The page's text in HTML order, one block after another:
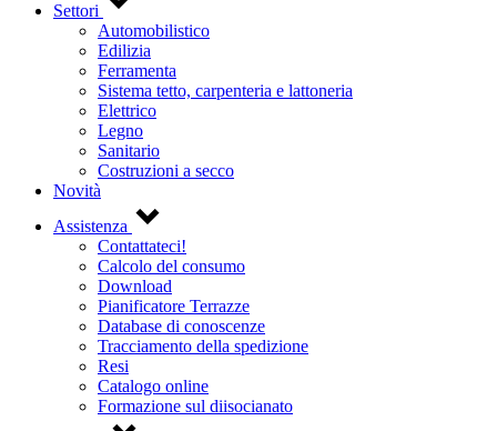
Settori
Automobilistico
Edilizia
Ferramenta
Sistema tetto, carpenteria e lattoneria
Elettrico
Legno
Sanitario
Costruzioni a secco
Novità
Assistenza
Contattateci!
Calcolo del consumo
Download
Pianificatore Terrazze
Database di conoscenze
Tracciamento della spedizione
Resi
Catalogo online
Formazione sul diisocianato